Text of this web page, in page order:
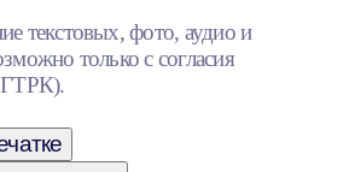
текстовых, фото, аудио и
только с согласия